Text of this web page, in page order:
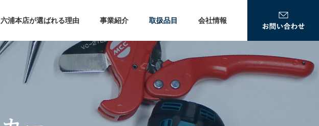
六浦本店が選ばれる理由 事業紹介 取扱品目 会社情報